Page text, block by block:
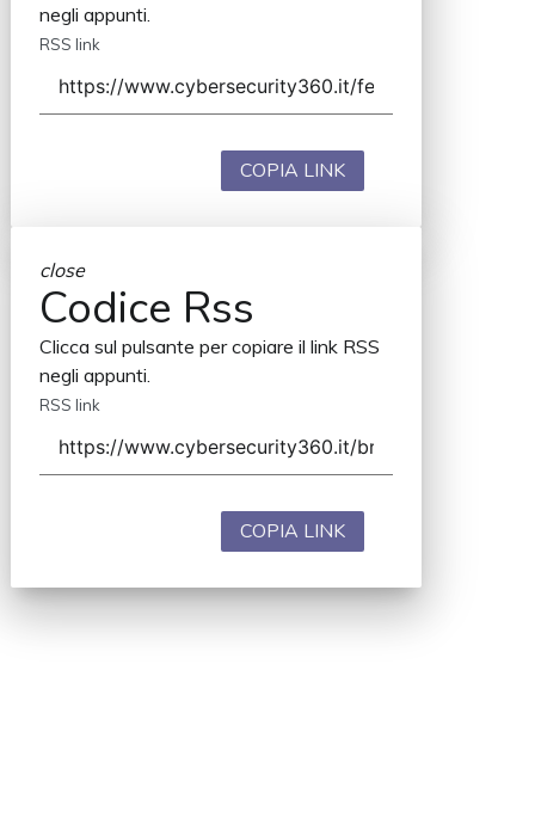
negli appunti.
RSS link
COPIA LINK
close
Codice Rss
Clicca sul pulsante per copiare il link RSS
negli appunti.
RSS link
COPIA LINK